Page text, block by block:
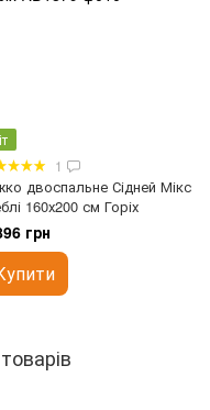
1
двоспальне Сідней Мікс
160х200 см Горіх
грн